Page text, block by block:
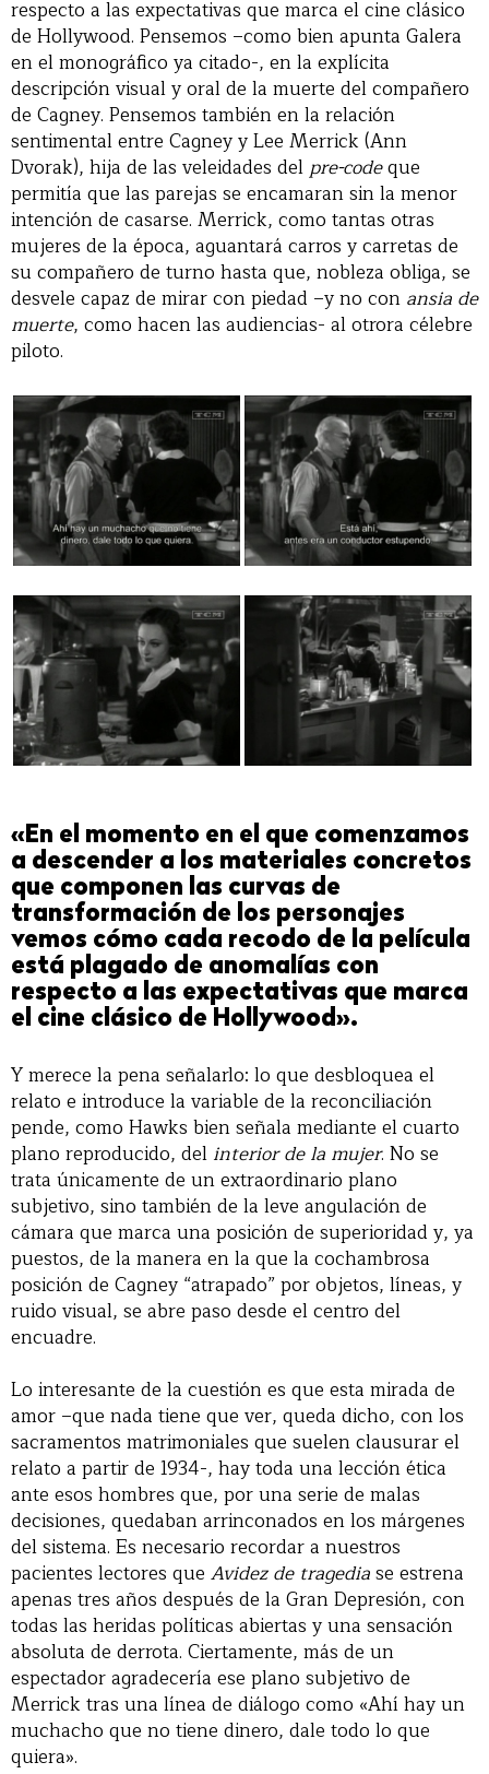
respecto a las expectativas que marca el cine clásico
de Hollywood. Pensemos –como bien apunta Galera
en el monográfico ya citado-, en la explícita
descripción visual y oral de la muerte del compañero
de Cagney. Pensemos también en la relación
sentimental entre Cagney y Lee Merrick (Ann
Dvorak), hija de las veleidades delpre-codeque
permitía que las parejas se encamaran sin la menor
intención de casarse. Merrick, como tantas otras
mujeres de la época, aguantará carros y carretas de
su compañero de turno hasta que, nobleza obliga, se
desvele capaz de mirar con piedad –y no con ansia de
muerte, como hacen las audiencias- al otrora célebre
piloto.
«En el momento en el que comenzamos
a descender a los materiales concretos
que componen las curvas de
transformación de los personajes
vemos cómo cada recodo de la película
está plagado de anomalías con
respecto a las expectativas que marca
el cine clásico de Hollywood».
Y merece la pena señalarlo: lo que desbloquea el
relato e introduce la variable de la reconciliación
pende, como Hawks bien señala mediante el cuarto
plano reproducido, del interior de la mujer. No se
trata únicamente de un extraordinario plano
subjetivo, sino también de la leve angulación de
cámara que marca una posición de superioridad y, ya
puestos, de la manera en la que la cochambrosa
posición de Cagney “atrapado” por objetos, líneas, y
ruido visual, se abre paso desde el centro del
encuadre.
Lo interesante de la cuestión es que esta mirada de
amor –que nada tiene que ver, queda dicho, con los
sacramentos matrimoniales que suelen clausurar el
relato a partir de 1934-, hay toda una lección ética
ante esos hombres que, por una serie de malas
decisiones, quedaban arrinconados en los márgenes
del sistema. Es necesario recordar a nuestros
pacientes lectores que Avidez de tragediase estrena
apenas tres años después de la Gran Depresión, con
todas las heridas políticas abiertas y una sensación
absoluta de derrota. Ciertamente, más de un
espectador agradecería ese plano subjetivo de
Merrick tras una línea de diálogo como «Ahí hay un
muchacho que no tiene dinero, dale todo lo que
quiera».